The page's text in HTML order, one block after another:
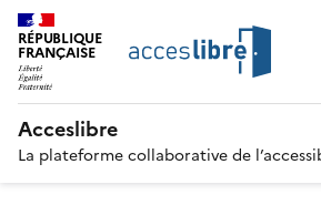
RÉPUBLIQUE
FRANÇAISE
Acceslibre
La plateforme collaborative de